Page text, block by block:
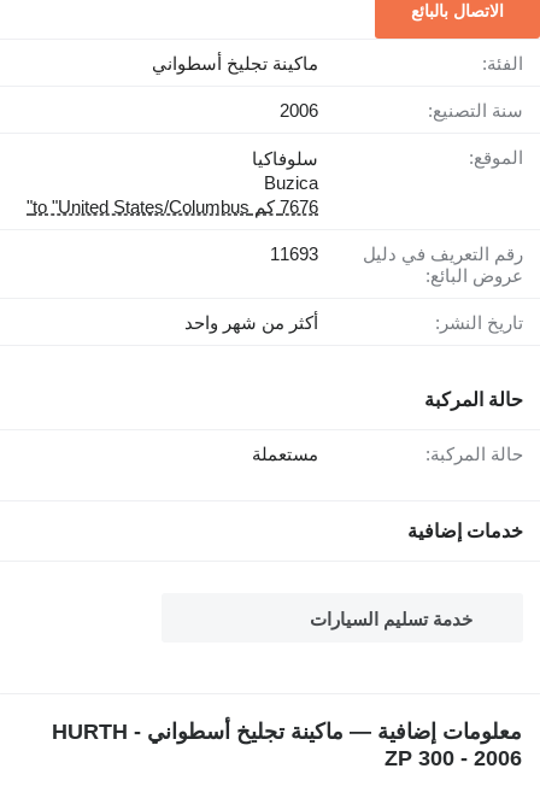
الاتصال بالبائع
الفئة: ماكينة تجليخ أسطواني
سنة التصنيع: 2006
الموقع:
سلوفاكيا
Buzica
7676 كم to "United States/Columbus"
رقم التعريف في دليل
عروض البائع:
11693
تاريخ النشر: أكثر من شهر واحد
حالة المركبة
حالة المركبة: مستعملة
خدمات إضافية
خدمة تسليم السيارات
معلومات إضافية — ماكينة تجليخ أسطواني HURTH -
ZP 300 - 2006